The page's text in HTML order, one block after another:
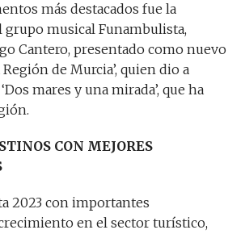
más destacados fue la
musical Funambulista,
Cantero, presentado como nuevo
de Murcia’, quien dio a
mares y una mirada’, que ha
CON MEJORES
2023 con importantes
en el sector turístico,